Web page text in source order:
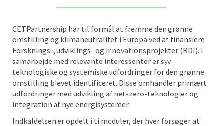
CETPartnership har til formål at fremme den grønne
omstilling og klimaneutralitet i Europa ved at finansiere
Forsknings-, udviklings- og innovationsprojekter (RDI). I
samarbejde med relevante interessenter er syv
teknologiske og systemiske udfordringer for den grønne
omstilling blevet identificeret. Disse omhandler primært
udfordringer med udvikling af net-zero-teknologier og
integration af nye energisystemer.
Indkaldelsen er opdelt i ti moduler, der hver forsøger at